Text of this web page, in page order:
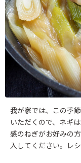
我が家では、この季
いただくので、ネギ
感のねぎがお好みの
入してください。レ